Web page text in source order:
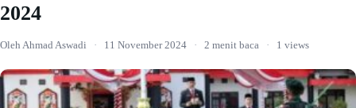
2024
Oleh Ahmad Aswadi · 11 November 2024 · 2 menit baca · 1 views